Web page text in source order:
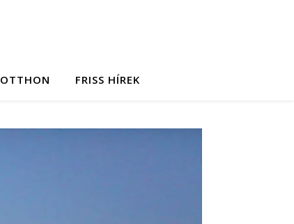
OTTHON FRISS HÍREK